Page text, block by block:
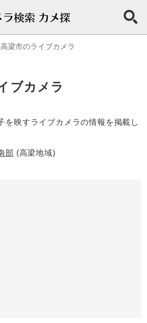
高梁市のライブカメラ
ブカメラ
を映すライブカメラの情報を掲載し
部 (高梁地域)